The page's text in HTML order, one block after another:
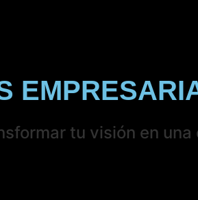
tu visión en